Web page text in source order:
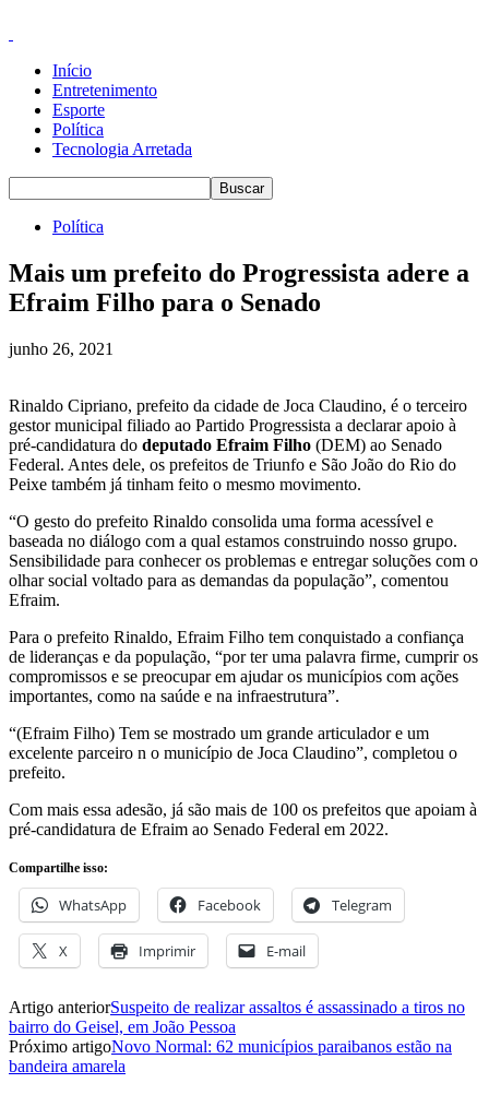
Início
Entretenimento
Esporte
Política
Tecnologia Arretada
Política
Mais um prefeito do Progressista adere a
Efraim Filho para o Senado
junho 26, 2021
Rinaldo Cipriano, prefeito da cidade de Joca Claudino, é o terceiro
gestor municipal filiado ao Partido Progressista a declarar apoio à
pré-candidatura do deputado Efraim Filho (DEM) ao Senado
Federal. Antes dele, os prefeitos de Triunfo e São João do Rio do
Peixe também já tinham feito o mesmo movimento.
“O gesto do prefeito Rinaldo consolida uma forma acessível e
baseada no diálogo com a qual estamos construindo nosso grupo.
Sensibilidade para conhecer os problemas e entregar soluções com o
olhar social voltado para as demandas da população”, comentou
Efraim.
Para o prefeito Rinaldo, Efraim Filho tem conquistado a confiança
de lideranças e da população, “por ter uma palavra firme, cumprir os
compromissos e se preocupar em ajudar os municípios com ações
importantes, como na saúde e na infraestrutura”.
“(Efraim Filho) Tem se mostrado um grande articulador e um
excelente parceiro n o município de Joca Claudino”, completou o
prefeito.
Com mais essa adesão, já são mais de 100 os prefeitos que apoiam à
pré-candidatura de Efraim ao Senado Federal em 2022.
Compartilhe isso:
WhatsApp Facebook Telegram
X Imprimir E-mail
Artigo anteriorSuspeito de realizar assaltos é assassinado a tiros no
bairro do Geisel, em João Pessoa
Próximo artigoNovo Normal: 62 municípios paraibanos estão na
bandeira amarela